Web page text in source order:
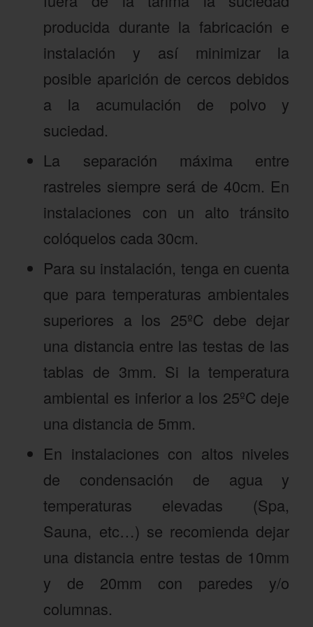
producida durante la fabricación e
instalación y así minimizar la
posible aparición de cercos debidos
a la acumulación de polvo y
suciedad.
La separación máxima entre
rastreles siempre será de 40cm. En
instalaciones con un alto tránsito
colóquelos cada 30cm.
Para su instalación, tenga en cuenta
que para temperaturas ambientales
superiores a los 25ºC debe dejar
una distancia entre las testas de las
tablas de 3mm. Si la temperatura
ambiental es inferior a los 25ºC deje
una distancia de 5mm.
En instalaciones con altos niveles
de condensación de agua y
temperaturas elevadas (Spa,
Sauna, etc…) se recomienda dejar
una distancia entre testas de 10mm
y de 20mm con paredes y/o
columnas.